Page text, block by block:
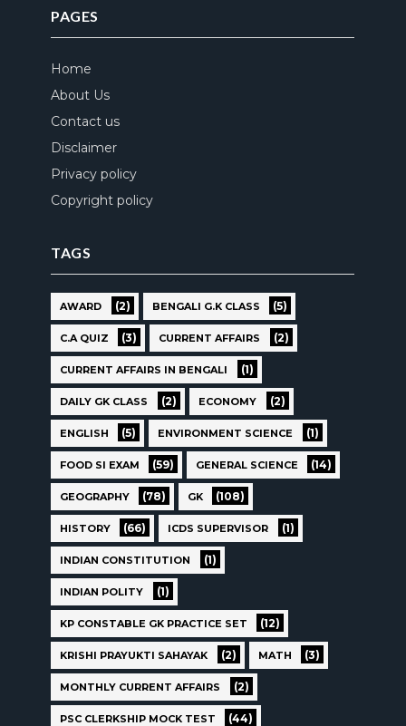
PAGES
Home
About Us
Contact us
Disclaimer
Privacy policy
Copyright policy
TAGS
AWARD (2) BENGALI G.K CLASS (5)
C.A QUIZ (3) CURRENT AFFAIRS (2)
CURRENT AFFAIRS IN BENGALI (1)
DAILY GK CLASS (2) ECONOMY (2)
ENGLISH (5) ENVIRONMENT SCIENCE (1)
FOOD SI EXAM (59) GENERAL SCIENCE (14)
GEOGRAPHY (78) GK (108)
HISTORY (66) ICDS SUPERVISOR (1)
INDIAN CONSTITUTION (1)
INDIAN POLITY (1)
KP CONSTABLE GK PRACTICE SET (12)
KRISHI PRAYUKTI SAHAYAK (2) MATH (3)
MONTHLY CURRENT AFFAIRS (2)
PSC CLERKSHIP MOCK TEST (44)